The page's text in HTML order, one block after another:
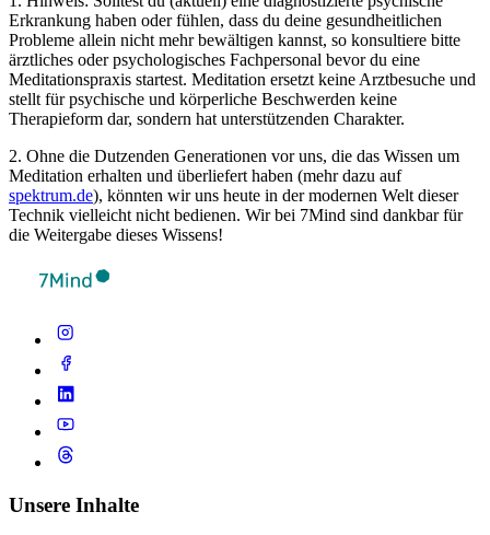
Erkrankung haben oder fühlen, dass du deine gesundheitlichen
Probleme allein nicht mehr bewältigen kannst, so konsultiere bitte
ärztliches oder psychologisches Fachpersonal bevor du eine
Meditationspraxis startest. Meditation ersetzt keine Arztbesuche und
stellt für psychische und körperliche Beschwerden keine
Therapieform dar, sondern hat unterstützenden Charakter.
2. Ohne die Dutzenden Generationen vor uns, die das Wissen um
Meditation erhalten und überliefert haben (mehr dazu auf
spektrum.de), könnten wir uns heute in der modernen Welt dieser
Technik vielleicht nicht bedienen. Wir bei 7Mind sind dankbar für
die Weitergabe dieses Wissens!
Unsere Inhalte